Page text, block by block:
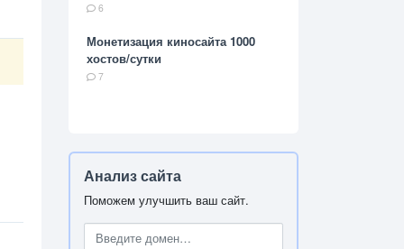
6
Монетизация киносайта 1000
хостов/сутки
7
Анализ сайта
Поможем улучшить ваш сайт.